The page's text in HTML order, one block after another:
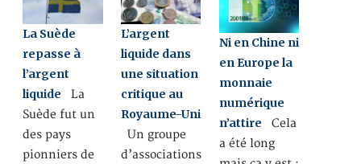
La Suède
repasse à
l’argent
liquide La
Suède fut un
des pays
pionniers de
L’argent
liquide dans
une situation
critique au
Royaume-Uni
Un groupe
d’associations
Ni en Chine ni
en Europe la
monnaie
numérique
n’attire Cela
a été long